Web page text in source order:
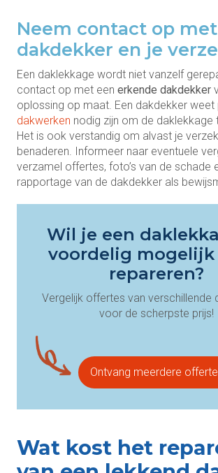
Neem contact op
dakdekker en je
Een daklekkage wordt niet vanzelf
contact op met een erkende dakdekker
oplossing op maat. Een dakdekker weet
dakwerken nodig zijn om de daklekkage
Het is ook verstandig om alvast je
benaderen. Informeer naar eventuele
verzamel offertes, foto’s van de schade
rapportage van de dakdekker als
Wil je een
voordelig mogelijk
repareren?
Vergelijk offertes van verschillende
voor de scherpste prijs!
Ontvang meerdere
Wat kost het